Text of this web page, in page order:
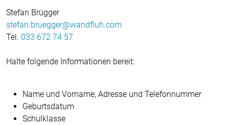
Stefan Brügger
stefan.bruegger
wandfluh com
Tel. 033 672 74 57
Halte folgende Informationen bereit:
Name und Vorname, Adresse und Telefonnummer
Geburtsdatum
Schulklasse